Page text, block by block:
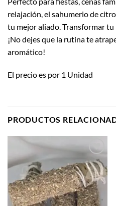
relajación, el sahumerio de
tu mejor aliado. Transformar tu
¡No dejes que la rutina te
aromático!
El precio es por 1 Unidad
PRODUCTOS
Añadir
a la
lista de
deseos